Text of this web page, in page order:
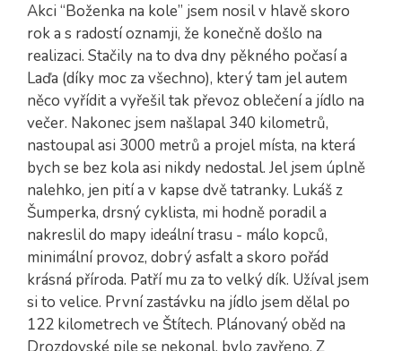
Akci “Boženka na kole” jsem nosil v hlavě skoro
rok a s radostí oznamji, že konečně došlo na
realizaci. Stačily na to dva dny pěkného počasí a
Laďa (díky moc za všechno), který tam jel autem
něco vyřídit a vyřešil tak převoz oblečení a jídlo na
večer. Nakonec jsem našlapal 340 kilometrů,
nastoupal asi 3000 metrů a projel místa, na která
bych se bez kola asi nikdy nedostal. Jel jsem úplně
nalehko, jen pití a v kapse dvě tatranky. Lukáš z
Šumperka, drsný cyklista, mi hodně poradil a
nakreslil do mapy ideální trasu - málo kopců,
minimální provoz, dobrý asfalt a skoro pořád
krásná příroda. Patří mu za to velký dík. Užíval jsem
si to velice. První zastávku na jídlo jsem dělal po
122 kilometrech ve Štítech. Plánovaný oběd na